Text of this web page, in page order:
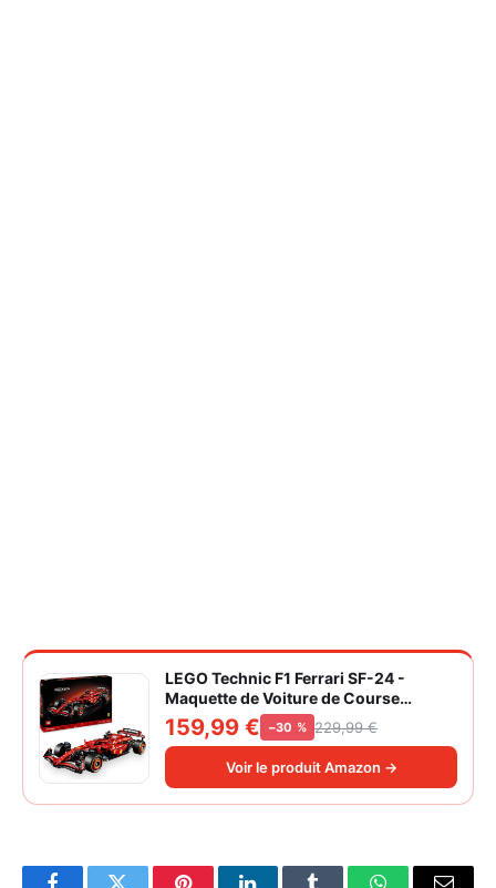
LEGO Technic F1 Ferrari SF-24 -
Maquette de Voiture de Course
Collector à Échelle 1/8 - Décoration -
Inclut Moteur V6, Boîte de Vitesses,
DRS et Volant - Idée de Cadeau pour
Adulte et Adolescent 42207
159,99 € −30 % 229,99 €
Voir le produit Amazon →